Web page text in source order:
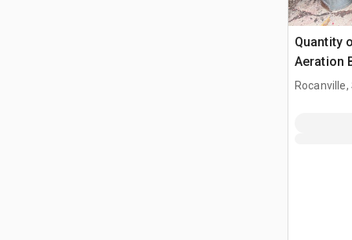
Quantity
Aeration
manejo
Rocanville,